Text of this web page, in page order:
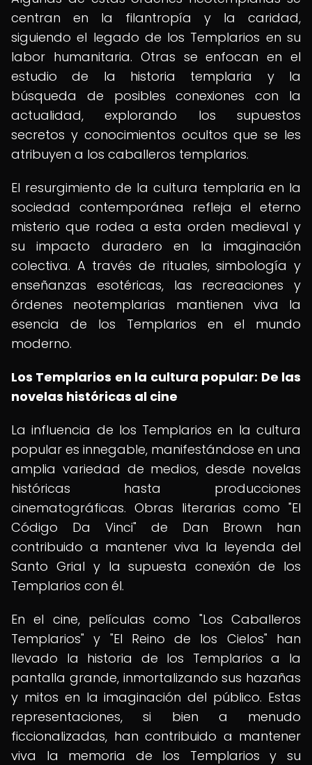
centran en la filantropía y la caridad,
siguiendo el legado de los Templarios en su
labor humanitaria. Otras se enfocan en el
estudio de la historia templaria y la
búsqueda de posibles conexiones con la
actualidad, explorando los supuestos
secretos y conocimientos ocultos que se les
atribuyen a los caballeros templarios.
El resurgimiento de la cultura templaria en la
sociedad contemporánea refleja el eterno
misterio que rodea a esta orden medieval y
su impacto duradero en la imaginación
colectiva. A través de rituales, simbología y
enseñanzas esotéricas, las recreaciones y
órdenes neotemplarias mantienen viva la
esencia de los Templarios en el mundo
moderno.
Los Templarios en la cultura popular: De las
novelas históricas al cine
La influencia de los Templarios en la cultura
popular es innegable, manifestándose en una
amplia variedad de medios, desde novelas
históricas hasta producciones
cinematográficas. Obras literarias como "El
Código Da Vinci" de Dan Brown han
contribuido a mantener viva la leyenda del
Santo Grial y la supuesta conexión de los
Templarios con él.
En el cine, películas como "Los Caballeros
Templarios" y "El Reino de los Cielos" han
llevado la historia de los Templarios a la
pantalla grande, inmortalizando sus hazañas
y mitos en la imaginación del público. Estas
representaciones, si bien a menudo
ficcionalizadas, han contribuido a mantener
viva la memoria de los Templarios y su